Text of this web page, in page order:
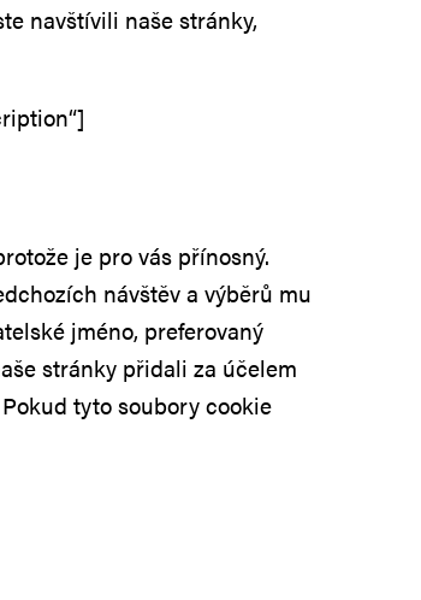
navštívili naše stránky,
je pro vás přínosný.
návštěv a výběrů mu
jméno, preferovaný
stránky přidali za účelem
tyto soubory cookie